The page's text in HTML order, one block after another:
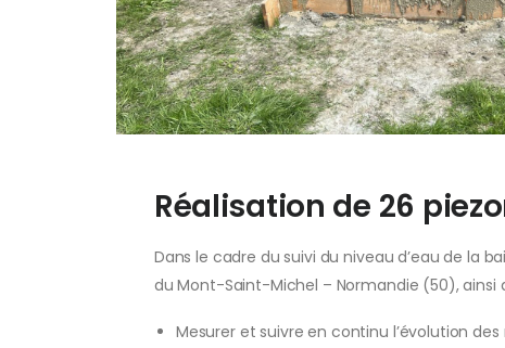
Réalisation de 26
Dans le cadre du suivi du niveau d’eau de la
du Mont-Saint-Michel – Normandie (50), ainsi
Mesurer et suivre en continu l’évolution